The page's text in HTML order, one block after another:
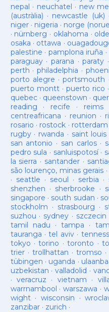
nepal · neuchatel · new
(austràlia) · newcastle (uk)
niger· nigeria · norge
· nürnberg · oklahoma ·
osaka · ottawa ·
palestine · pamplona iruña ·
paraguay· parana ·paraty ·
perth ·philadelphia ·
porto alegre ·portsmouth
puerto montt· puerto rico
quebec· queenstown ·
reading · recife · reims
centreafricana · reunion ·
rosario · rostock · rotterdam
rugby· rwanda · saint louis
san antonio · san carlos·
pedro sula · sanluispotosí·
la sierra · santander ·
são lourenço, minas gerais ·
· seattle · seoul · serbia ·
shenzhen · sherbrooke ·
singapore · south sudan ·
stockholm · strasbourg ·
suzhou · sydney · szczecin
tamil nadu ·tampa ·
tauranga ·tel aviv·
tokyo ·torino ·toronto ·
trier· trollhattan · tromso ·
tübingen · uganda ·
uzbekistan · valladolid ·
· veracruz · vietnam ·
warrnambool ·warszawa ·
wight· wisconsin ·
zanzibar· zurich ·